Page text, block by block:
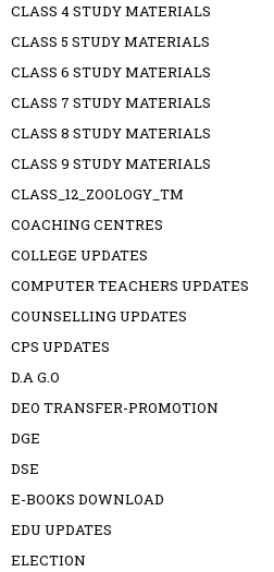
CLASS 4 STUDY MATERIALS
CLASS 5 STUDY MATERIALS
CLASS 6 STUDY MATERIALS
CLASS 7 STUDY MATERIALS
CLASS 8 STUDY MATERIALS
CLASS 9 STUDY MATERIALS
CLASS_12_ZOOLOGY_TM
COACHING CENTRES
COLLEGE UPDATES
COMPUTER TEACHERS UPDATES
COUNSELLING UPDATES
CPS UPDATES
D.A G.O
DEO TRANSFER-PROMOTION
DGE
DSE
E-BOOKS DOWNLOAD
EDU UPDATES
ELECTION